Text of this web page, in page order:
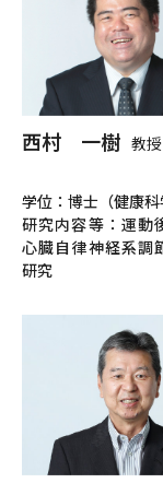
西村 一樹 教授
学位：博士（健康科
研究内容等：運動
心臓自律神経系調
研究